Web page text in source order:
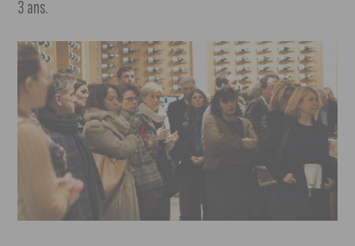
3 ans.